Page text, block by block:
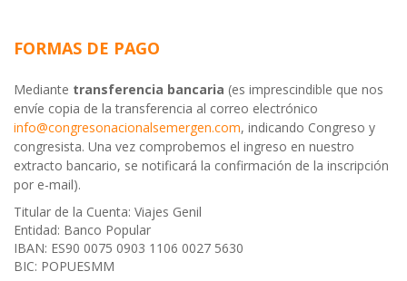
FORMAS DE PAGO
Mediante transferencia bancaria (es imprescindible que nos
envíe copia de la transferencia al correo electrónico
info@congresonacionalsemergen.com, indicando Congreso y
congresista. Una vez comprobemos el ingreso en nuestro
extracto bancario, se notificará la confirmación de la inscripción
por e-mail).
Titular de la Cuenta: Viajes Genil
Entidad: Banco Popular
IBAN: ES90 0075 0903 1106 0027 5630
BIC: POPUESMM